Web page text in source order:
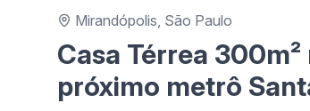
Mirandópolis, São Paulo
Casa Térrea
próximo metrô